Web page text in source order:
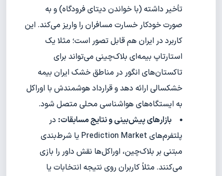
تأخیر داشته (با خواندن دیتای فرودگاه) و به
صورت خودکار خسارت مسافران را واریز می‌کند. این
کاربرد در ایران هم قابل تصور است؛ مثلا یک
استارتاپ بیمه‌ای بلاک‌چینی می‌تواند برای
تاکستان‌های انگور در مناطق خشک ایران بیمه
خشکسالی ارائه دهد و قرارداد هوشمندش با اوراکل
به ایستگاه‌های هواشناسی محلی متصل شود.
بازارهای پیش‌بینی و نتایج مسابقات: در
پلتفرم‌های Prediction Market یا شرط‌بندی
مبتنی بر بلاک‌چین، اوراکل‌ها نقش داور را بازی
می‌کنند. مثلاً کاربران روی نتیجه انتخابات یا